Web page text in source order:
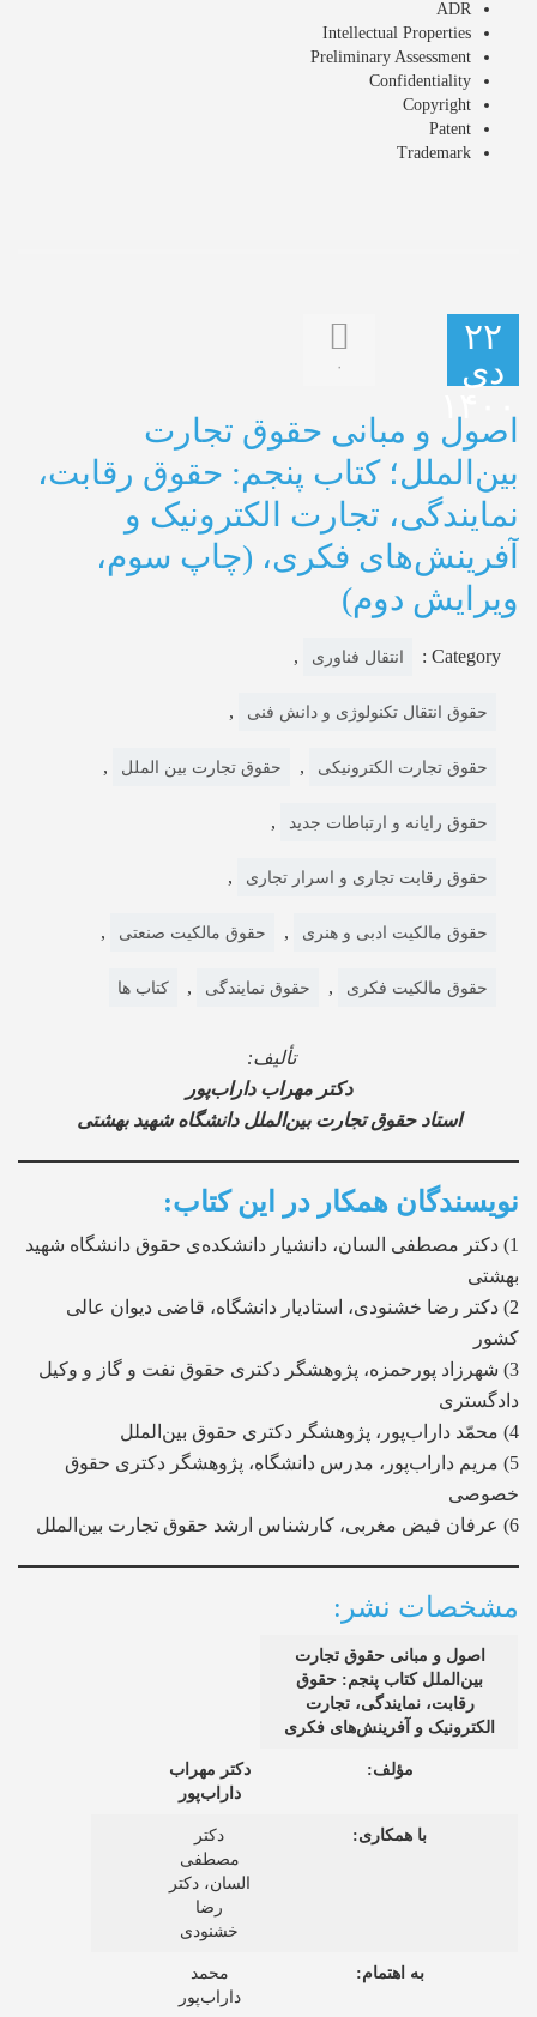
ADR
Intellectual Properties
Preliminary Assessment
Confidentiality
Copyright
Patent
Trademark
۲۲
دی
۱۴۰۰
۰
اصول و مبانی حقوق تجارت
بین‌الملل؛ کتاب پنجم: حقوق رقابت،
نمایندگی، تجارت الکترونیک و
آفرینش‌های فکری، (چاپ سوم،
ویرایش دوم)
Category : انتقال فناوری ,
حقوق انتقال تکنولوژی و دانش فنی ,
حقوق تجارت الکترونیکی , حقوق تجارت بین الملل ,
حقوق رایانه و ارتباطات جدید ,
حقوق رقابت تجاری و اسرار تجاری ,
حقوق مالکیت ادبی و هنری , حقوق مالکیت صنعتی ,
حقوق مالکیت فکری , حقوق نمایندگی , کتاب ها
تألیف:
دکتر مهراب داراب‌پور
استاد حقوق تجارت بین‌الملل دانشگاه شهید بهشتی
نویسندگان همکار در این کتاب:
1) دکتر مصطفی السان، دانشیار دانشکده‌ی حقوق دانشگاه شهید
بهشتی
2) دکتر رضا خشنودی، استادیار دانشگاه، قاضی دیوان عالی
کشور
3) شهرزاد پورحمزه، پژوهشگر دکتری حقوق نفت و گاز و وکیل
دادگستری
4) محمّد داراب‌پور، پژوهشگر دکتری حقوق بین‌الملل
5) مریم داراب‌پور، مدرس دانشگاه، پژوهشگر دکتری حقوق
خصوصی
6) عرفان فیض مغربی، کارشناس ارشد حقوق تجارت بین‌الملل
مشخصات نشر:
اصول و مبانی حقوق تجارت
بین‌الملل کتاب پنجم: حقوق
رقابت، نمایندگی، تجارت
الکترونیک و آفرینش‌های فکری
مؤلف:
دکتر مهراب
داراب‌پور
با همکاری:
دکتر
مصطفی
السان، دکتر
رضا
خشنودی
به اهتمام:
محمد
داراب‌پور